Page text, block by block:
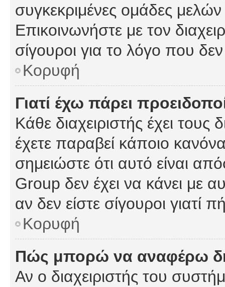
συγκεκριμένες ομάδες
Επικοινωνήστε με τον
σίγουροι για το λόγο που
Κορυφή
Γιατί έχω πάρει
Κάθε διαχειριστής έχει
έχετε παραβεί κάποιο
σημειώστε ότι αυτό είναι
Group δεν έχει να κάνει με
αν δεν είστε σίγουροι γιατί
Κορυφή
Πώς μπορώ να αναφέρω
Αν ο διαχειριστής του